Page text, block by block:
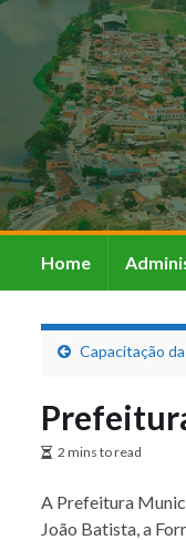
Home
Capacitação
2 mins to read
A Prefeitura
João Batista, a